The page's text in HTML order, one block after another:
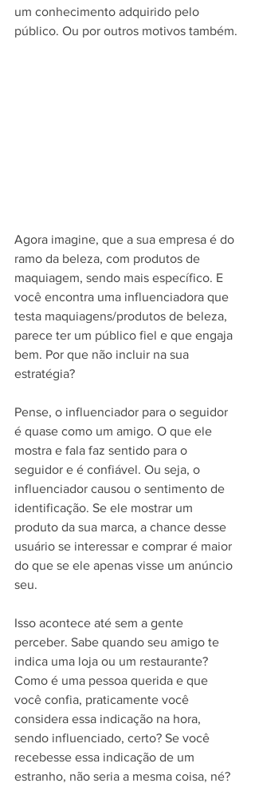
um conhecimento adquirido pelo
público. Ou por outros motivos também.
Agora imagine, que a sua empresa é do
ramo da beleza, com produtos de
maquiagem, sendo mais específico. E
você encontra uma influenciadora que
testa maquiagens/produtos de beleza,
parece ter um público fiel e que engaja
bem. Por que não incluir na sua
estratégia?
Pense, o influenciador para o seguidor
é quase como um amigo. O que ele
mostra e fala faz sentido para o
seguidor e é confiável. Ou seja, o
influenciador causou o sentimento de
identificação. Se ele mostrar um
produto da sua marca, a chance desse
usuário se interessar e comprar é maior
do que se ele apenas visse um anúncio
seu.
Isso acontece até sem a gente
perceber. Sabe quando seu amigo te
indica uma loja ou um restaurante?
Como é uma pessoa querida e que
você confia, praticamente você
considera essa indicação na hora,
sendo influenciado, certo? Se você
recebesse essa indicação de um
estranho, não seria a mesma coisa, né?